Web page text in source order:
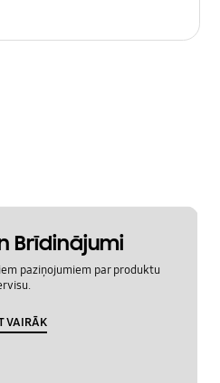
Brīdinājumi
paziņojumiem par produktu
VAIRĀK